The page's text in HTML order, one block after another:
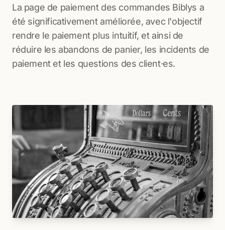
La page de paiement des commandes Biblys a
été significativement améliorée, avec l'objectif
rendre le paiement plus intuitif, et ainsi de
réduire les abandons de panier, les incidents de
paiement et les questions des client·es.